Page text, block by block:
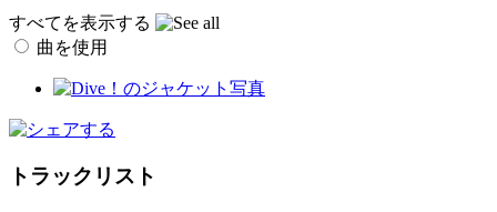
すべてを表示する
曲を使用
トラックリスト